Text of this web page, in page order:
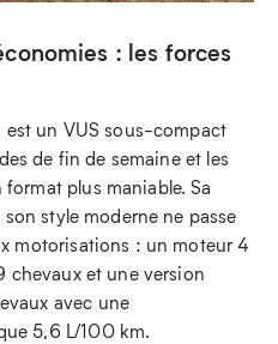
: les forces
est un VUS sous-compact
de fin de semaine et les
plus maniable. Sa
style moderne ne passe
motorisations : un moteur 4
chevaux et une version
avec une
5,6 L/100 km.